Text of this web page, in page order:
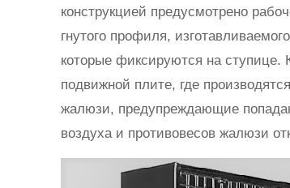
конструкцией предусмотрено
гнутого профиля,
которые фиксируются на ступице.
подвижной плите, где
жалюзи, предупреждающие
воздуха и противовесов жалюзи